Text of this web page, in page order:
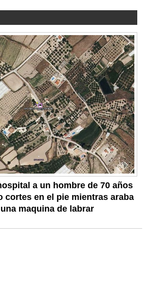
a un hombre de 70 años
cortes en el pie mientras araba
maquina de labrar